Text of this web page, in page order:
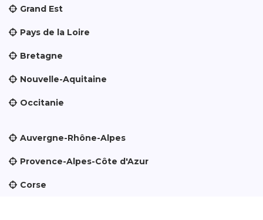
Grand Est
Pays de la Loire
Bretagne
Nouvelle-Aquitaine
Occitanie
Auvergne-Rhône-Alpes
Provence-Alpes-Côte d'Azur
Corse